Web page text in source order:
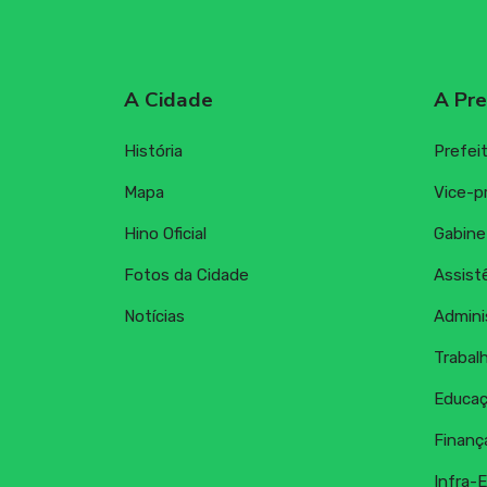
A Cidade
História
Mapa
Hino Oficial
Fotos da Cidade
Notícias
A
Vice-
Infra-